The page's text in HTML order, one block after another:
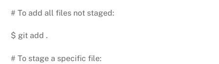
# To add all files not staged:
$ git add .
# To stage a specific file: